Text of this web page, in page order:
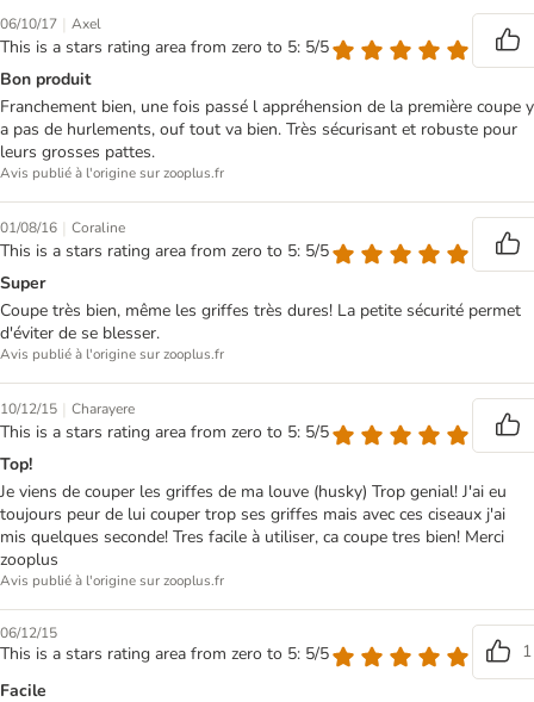
06/10/17 | Axel
This is a stars rating area from zero to 5: 5/5
Bon produit
Franchement bien, une fois passé l appréhension de la première coupe y
a pas de hurlements, ouf tout va bien. Très sécurisant et robuste pour
leurs grosses pattes.
Avis publié à l'origine sur zooplus.fr
01/08/16 | Coraline
This is a stars rating area from zero to 5: 5/5
Super
Coupe très bien, même les griffes très dures! La petite sécurité permet
d'éviter de se blesser.
Avis publié à l'origine sur zooplus.fr
10/12/15 | Charayere
This is a stars rating area from zero to 5: 5/5
Top!
Je viens de couper les griffes de ma louve (husky) Trop genial! J'ai eu
toujours peur de lui couper trop ses griffes mais avec ces ciseaux j'ai
mis quelques seconde! Tres facile à utiliser, ca coupe tres bien! Merci
zooplus
Avis publié à l'origine sur zooplus.fr
06/12/15
This is a stars rating area from zero to 5: 5/5
1
Facile